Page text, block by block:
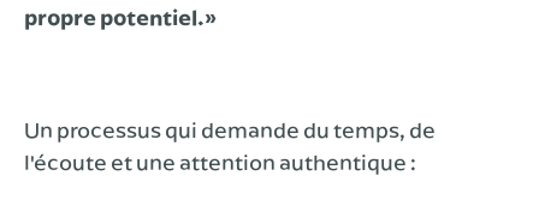
propre potentiel.»
Un processus qui demande du temps, de
l'écoute et une attention authentique :